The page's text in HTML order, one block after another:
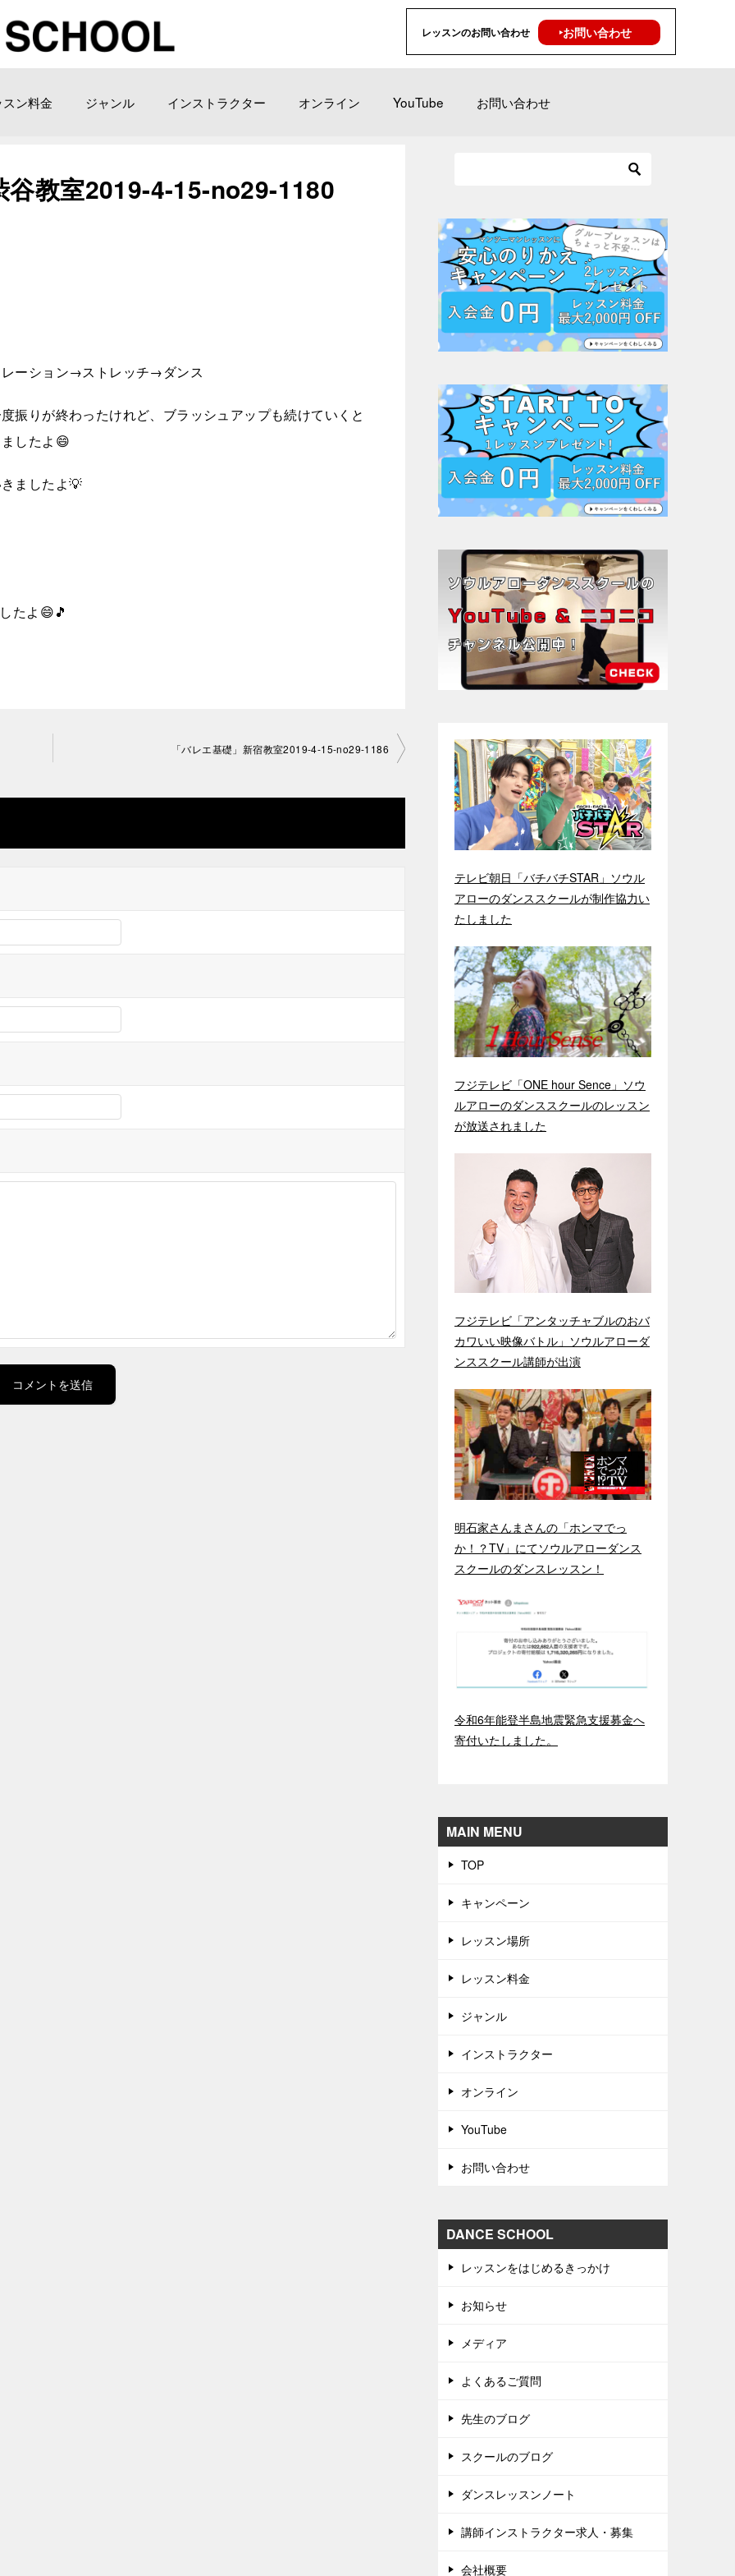
レッスンのお問い合わせ ‣お問い合わせ
ン料金 ジャンル インストラクター オンライン YouTube お問い合わせ
教室2019-4-15-no29-1180
ーション→ストレッチ→ダンス
振りが終わったけれど、ブラッシュアップも続けていくと
したよ😄
ましたよ💡
たよ😄🎵
「バレエ基礎」新宿教室2019-4-15-no29-1186
テレビ朝日「バチバチSTAR」ソウル
アローのダンススクールが制作協力い
たしました
フジテレビ「ONE hour Sence」ソウ
ルアローのダンススクールのレッスン
が放送されました
フジテレビ「アンタッチャブルのおバ
カワいい映像バトル」ソウルアローダ
ンススクール講師が出演
明石家さんまさんの「ホンマでっ
か！？TV」にてソウルアローダンス
スクールのダンスレッスン！
令和6年能登半島地震緊急支援募金へ
寄付いたしました。
MAIN MENU
TOP
キャンペーン
レッスン場所
レッスン料金
ジャンル
インストラクター
オンライン
YouTube
お問い合わせ
DANCE SCHOOL
レッスンをはじめるきっかけ
お知らせ
メディア
よくあるご質問
先生のブログ
スクールのブログ
ダンスレッスンノート
講師インストラクター求人・募集
会社概要